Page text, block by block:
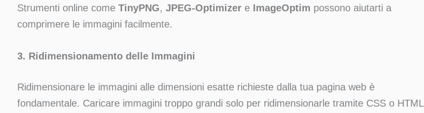
Strumenti online come TinyPNG, JPEG-Optimizer e ImageOptim possono aiutarti a
comprimere le immagini facilmente.
3. Ridimensionamento delle Immagini
Ridimensionare le immagini alle dimensioni esatte richieste dalla tua pagina web è
fondamentale. Caricare immagini troppo grandi solo per ridimensionarle tramite CSS o HTML